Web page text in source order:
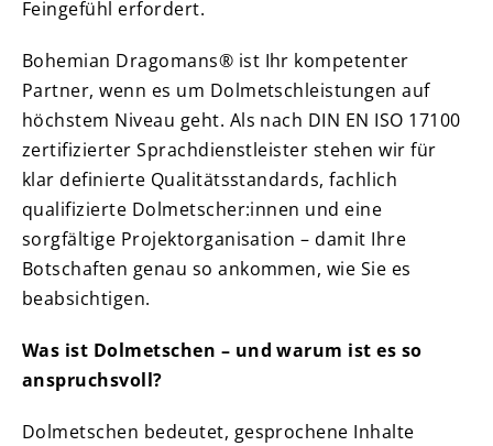
Feingefühl erfordert.
Bohemian Dragomans® ist Ihr kompetenter
Partner, wenn es um Dolmetschleistungen auf
höchstem Niveau geht. Als nach DIN EN ISO 17100
zertifizierter Sprachdienstleister stehen wir für
klar definierte Qualitätsstandards, fachlich
qualifizierte Dolmetscher:innen und eine
sorgfältige Projektorganisation – damit Ihre
Botschaften genau so ankommen, wie Sie es
beabsichtigen.
Was ist Dolmetschen – und warum ist es so
anspruchsvoll?
Dolmetschen bedeutet, gesprochene Inhalte